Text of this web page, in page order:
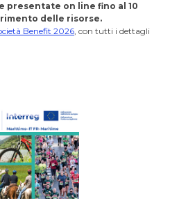
presentate on line fino al 10
delle risorse.
Benefit 2026, con tutti i dettagli